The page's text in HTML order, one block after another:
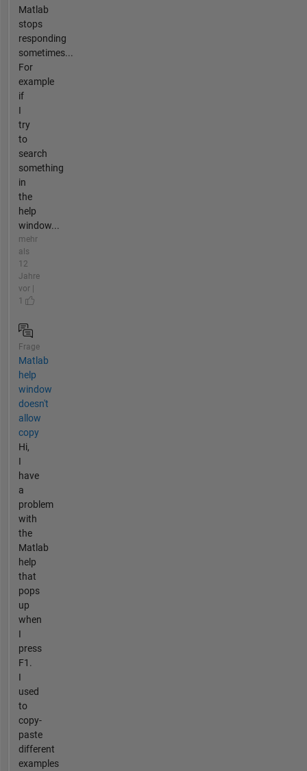
Matlab
stops
responding
sometimes...
For
example
if
I
try
to
search
something
in
the
help
window...
mehr
als
12
Jahre
vor |
1
Frage
Matlab
help
window
doesn't
allow
copy
Hi,
I
have
a
problem
with
the
Matlab
help
that
pops
up
when
I
press
F1.
I
used
to
copy-
paste
different
examples